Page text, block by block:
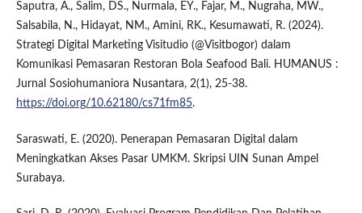
Saputra, A., Salim, DS., Nurmala, EY., Fajar, M., Nugraha, MW.,
Salsabila, N., Hidayat, NM., Amini, RK., Kesumawati, R. (2024).
Strategi Digital Marketing Visitudio (@Visitbogor) dalam
Komunikasi Pemasaran Restoran Bola Seafood Bali. HUMANUS :
Jurnal Sosiohumaniora Nusantara, 2(1), 25-38.
https://doi.org/10.62180/cs71fm85.
Saraswati, E. (2020). Penerapan Pemasaran Digital dalam
Meningkatkan Akses Pasar UMKM. Skripsi UIN Sunan Ampel
Surabaya.